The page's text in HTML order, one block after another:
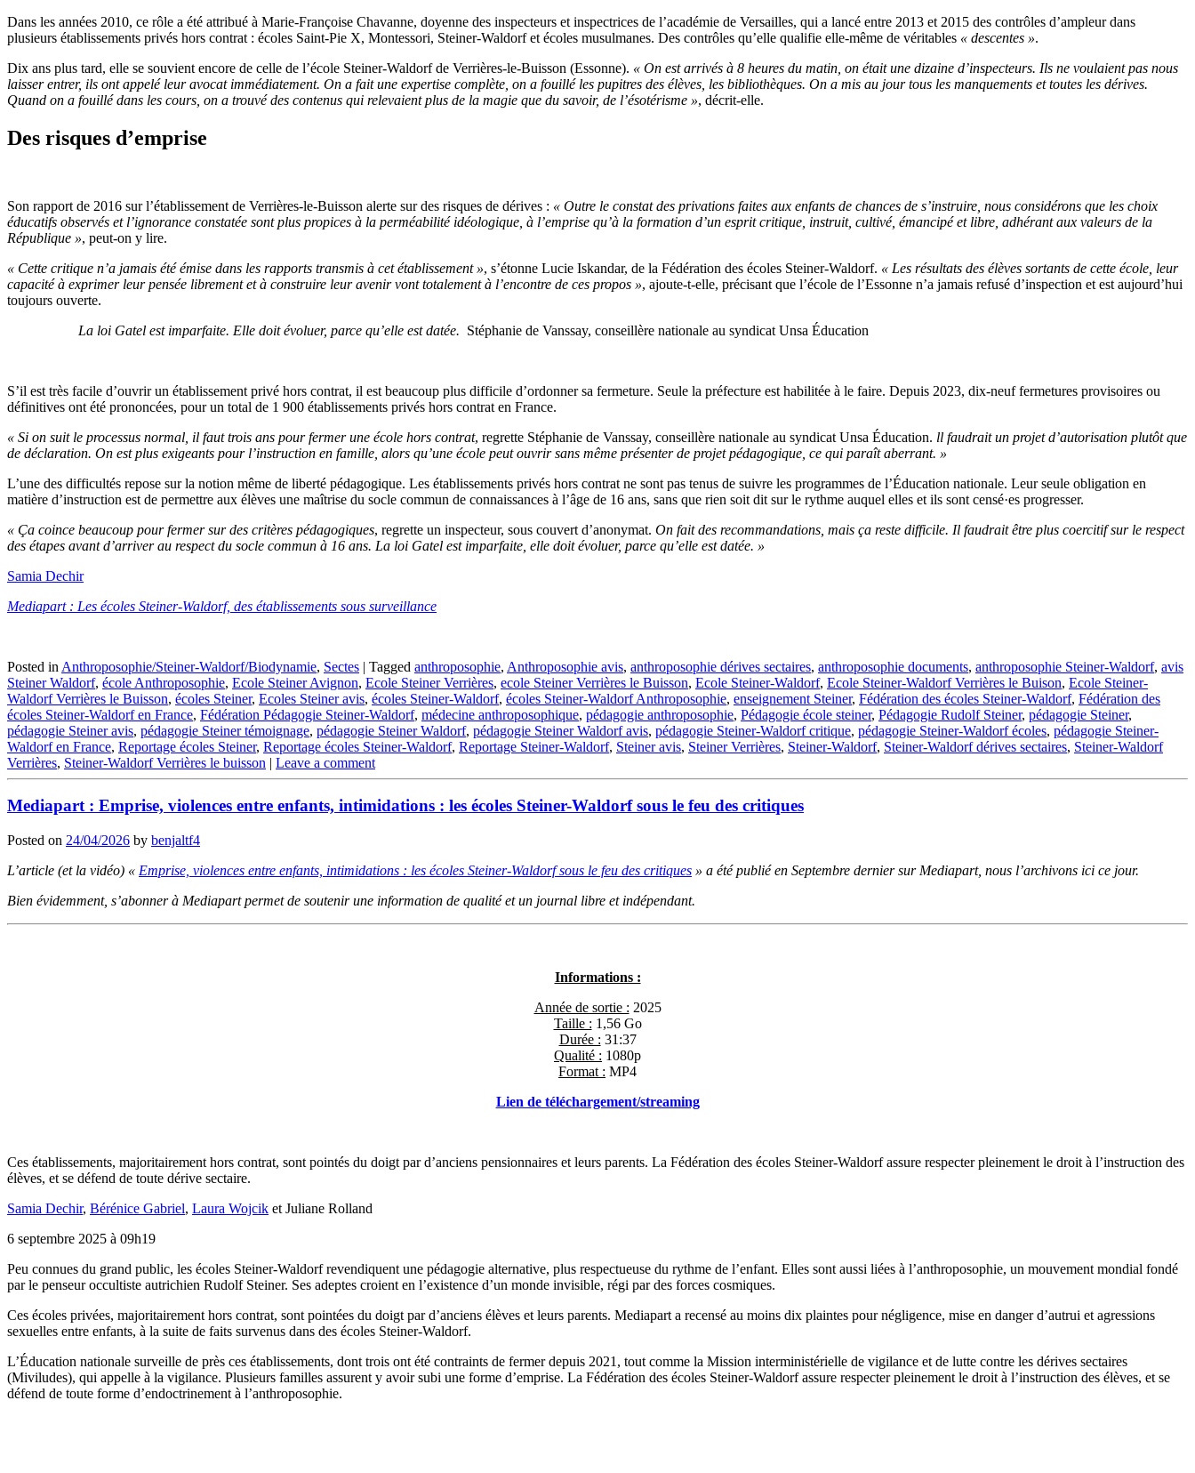
Dans les années 2010, ce rôle a été attribué à Marie-Françoise Chavanne, doyenne des inspecteurs et inspectrices de l’académie de Versailles, qui a lancé entre 2013 et 2015 des contrôles d’ampleur dans
plusieurs établissements privés hors contrat : écoles Saint-Pie X, Montessori, Steiner-Waldorf et écoles musulmanes. Des contrôles qu’elle qualifie elle-même de véritables « descentes ».
Dix ans plus tard, elle se souvient encore de celle de l’école Steiner-Waldorf de Verrières-le-Buisson (Essonne). « On est arrivés à 8 heures du matin, on était une dizaine d’inspecteurs. Ils ne voulaient pas nous
laisser entrer, ils ont appelé leur avocat immédiatement. On a fait une expertise complète, on a fouillé les pupitres des élèves, les bibliothèques. On a mis au jour tous les manquements et toutes les dérives.
Quand on a fouillé dans les cours, on a trouvé des contenus qui relevaient plus de la magie que du savoir, de l’ésotérisme », décrit-elle.
Des risques d’emprise
Son rapport de 2016 sur l’établissement de Verrières-le-Buisson alerte sur des risques de dérives : « Outre le constat des privations faites aux enfants de chances de s’instruire, nous considérons que les choix
éducatifs observés et l’ignorance constatée sont plus propices à la perméabilité idéologique, à l’emprise qu’à la formation d’un esprit critique, instruit, cultivé, émancipé et libre, adhérant aux valeurs de la
République », peut-on y lire.
« Cette critique n’a jamais été émise dans les rapports transmis à cet établissement », s’étonne Lucie Iskandar, de la Fédération des écoles Steiner-Waldorf. « Les résultats des élèves sortants de cette école, leur
capacité à exprimer leur pensée librement et à construire leur avenir vont totalement à l’encontre de ces propos », ajoute-t-elle, précisant que l’école de l’Essonne n’a jamais refusé d’inspection et est aujourd’hui
toujours ouverte.
La loi Gatel est imparfaite. Elle doit évoluer, parce qu’elle est datée. Stéphanie de Vanssay, conseillère nationale au syndicat Unsa Éducation
S’il est très facile d’ouvrir un établissement privé hors contrat, il est beaucoup plus difficile d’ordonner sa fermeture. Seule la préfecture est habilitée à le faire. Depuis 2023, dix-neuf fermetures provisoires ou
définitives ont été prononcées, pour un total de 1 900 établissements privés hors contrat en France.
« Si on suit le processus normal, il faut trois ans pour fermer une école hors contrat, regrette Stéphanie de Vanssay, conseillère nationale au syndicat Unsa Éducation. ll faudrait un projet d’autorisation plutôt que
de déclaration. On est plus exigeants pour l’instruction en famille, alors qu’une école peut ouvrir sans même présenter de projet pédagogique, ce qui paraît aberrant. »
L’une des difficultés repose sur la notion même de liberté pédagogique. Les établissements privés hors contrat ne sont pas tenus de suivre les programmes de l’Éducation nationale. Leur seule obligation en
matière d’instruction est de permettre aux élèves une maîtrise du socle commun de connaissances à l’âge de 16 ans, sans que rien soit dit sur le rythme auquel elles et ils sont censé·es progresser.
« Ça coince beaucoup pour fermer sur des critères pédagogiques, regrette un inspecteur, sous couvert d’anonymat. On fait des recommandations, mais ça reste difficile. Il faudrait être plus coercitif sur le respect
des étapes avant d’arriver au respect du socle commun à 16 ans. La loi Gatel est imparfaite, elle doit évoluer, parce qu’elle est datée. »
Samia Dechir
Mediapart : Les écoles Steiner-Waldorf, des établissements sous surveillance
Posted in Anthroposophie/Steiner-Waldorf/Biodynamie, Sectes | Tagged anthroposophie, Anthroposophie avis, anthroposophie dérives sectaires, anthroposophie documents, anthroposophie Steiner-Waldorf, avis
Steiner Waldorf, école Anthroposophie, Ecole Steiner Avignon, Ecole Steiner Verrières, ecole Steiner Verrières le Buisson, Ecole Steiner-Waldorf, Ecole Steiner-Waldorf Verrières le Buison, Ecole Steiner-
Waldorf Verrières le Buisson, écoles Steiner, Ecoles Steiner avis, écoles Steiner-Waldorf, écoles Steiner-Waldorf Anthroposophie, enseignement Steiner, Fédération des écoles Steiner-Waldorf, Fédération des
écoles Steiner-Waldorf en France, Fédération Pédagogie Steiner-Waldorf, médecine anthroposophique, pédagogie anthroposophie, Pédagogie école steiner, Pédagogie Rudolf Steiner, pédagogie Steiner,
pédagogie Steiner avis, pédagogie Steiner témoignage, pédagogie Steiner Waldorf, pédagogie Steiner Waldorf avis, pédagogie Steiner-Waldorf critique, pédagogie Steiner-Waldorf écoles, pédagogie Steiner-
Waldorf en France, Reportage écoles Steiner, Reportage écoles Steiner-Waldorf, Reportage Steiner-Waldorf, Steiner avis, Steiner Verrières, Steiner-Waldorf, Steiner-Waldorf dérives sectaires, Steiner-Waldorf
Verrières, Steiner-Waldorf Verrières le buisson | Leave a comment
Mediapart : Emprise, violences entre enfants, intimidations : les écoles Steiner-Waldorf sous le feu des critiques
Posted on 24/04/2026 by benjaltf4
L’article (et la vidéo) « Emprise, violences entre enfants, intimidations : les écoles Steiner-Waldorf sous le feu des critiques » a été publié en Septembre dernier sur Mediapart, nous l’archivons ici ce jour.
Bien évidemment, s’abonner à Mediapart permet de soutenir une information de qualité et un journal libre et indépendant.
Informations :
Année de sortie : 2025
Taille : 1,56 Go
Durée : 31:37
Qualité : 1080p
Format : MP4
Lien de téléchargement/streaming
Ces établissements, majoritairement hors contrat, sont pointés du doigt par d’anciens pensionnaires et leurs parents. La Fédération des écoles Steiner-Waldorf assure respecter pleinement le droit à l’instruction des
élèves, et se défend de toute dérive sectaire.
Samia Dechir, Bérénice Gabriel, Laura Wojcik et Juliane Rolland
6 septembre 2025 à 09h19
Peu connues du grand public, les écoles Steiner-Waldorf revendiquent une pédagogie alternative, plus respectueuse du rythme de l’enfant. Elles sont aussi liées à l’anthroposophie, un mouvement mondial fondé
par le penseur occultiste autrichien Rudolf Steiner. Ses adeptes croient en l’existence d’un monde invisible, régi par des forces cosmiques.
Ces écoles privées, majoritairement hors contrat, sont pointées du doigt par d’anciens élèves et leurs parents. Mediapart a recensé au moins dix plaintes pour négligence, mise en danger d’autrui et agressions
sexuelles entre enfants, à la suite de faits survenus dans des écoles Steiner-Waldorf.
L’Éducation nationale surveille de près ces établissements, dont trois ont été contraints de fermer depuis 2021, tout comme la Mission interministérielle de vigilance et de lutte contre les dérives sectaires
(Miviludes), qui appelle à la vigilance. Plusieurs familles assurent y avoir subi une forme d’emprise. La Fédération des écoles Steiner-Waldorf assure respecter pleinement le droit à l’instruction des élèves, et se
défend de toute forme d’endoctrinement à l’anthroposophie.